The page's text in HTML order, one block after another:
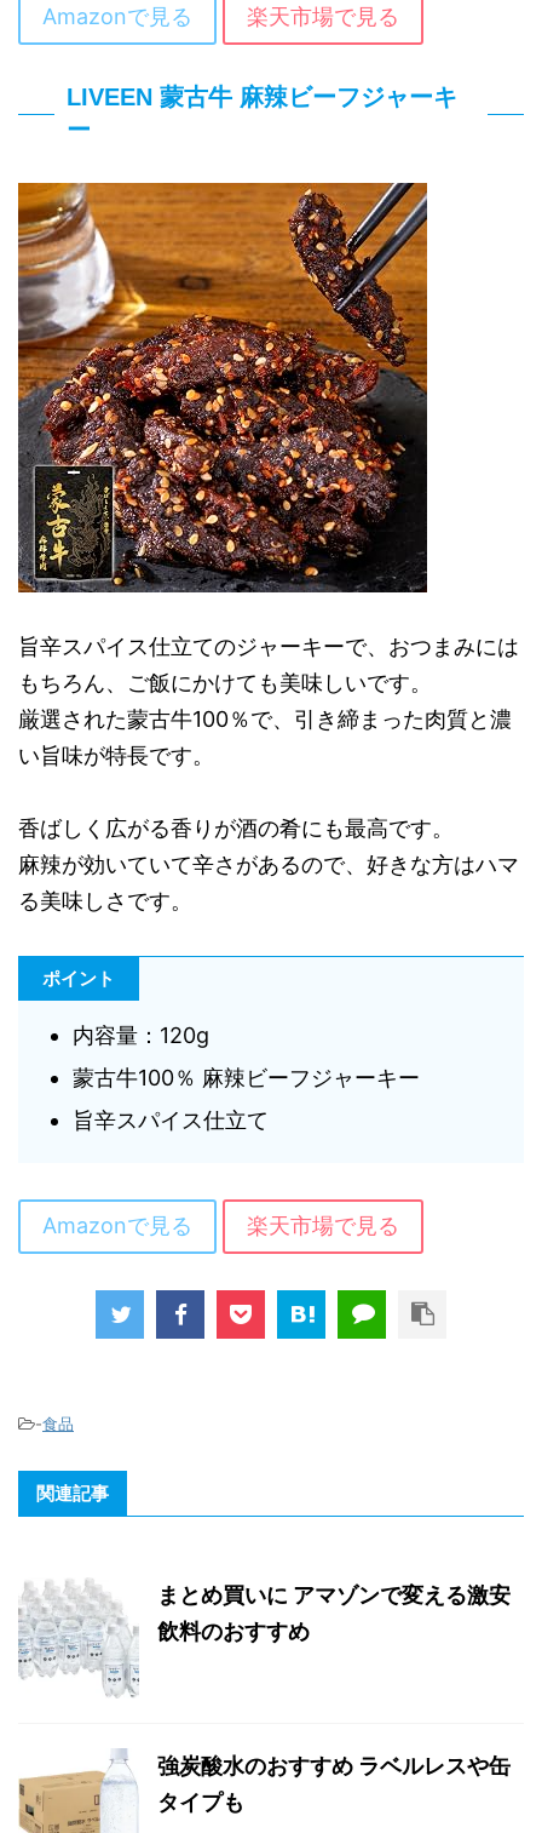
Amazonで見る 楽天市場で見る
LIVEEN 蒙古牛 麻辣ビーフジャーキ
ー
旨辛スパイス仕立てのジャーキーで、おつまみには
もちろん、ご飯にかけても美味しいです。
厳選された蒙古牛100％で、引き締まった肉質と濃
い旨味が特長です。
香ばしく広がる香りが酒の肴にも最高です。
麻辣が効いていて辛さがあるので、好きな方はハマ
る美味しさです。
ポイント
内容量：120g
蒙古牛100％ 麻辣ビーフジャーキー
旨辛スパイス仕立て
Amazonで見る 楽天市場で見る
-食品
関連記事
まとめ買いに アマゾンで変える激安
飲料のおすすめ
強炭酸水のおすすめ ラベルレスや缶
タイプも